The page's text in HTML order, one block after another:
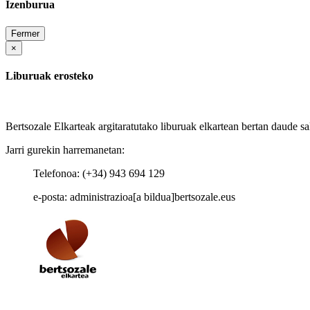
Izenburua
Fermer
×
Liburuak erosteko
Bertsozale Elkarteak argitaratutako liburuak elkartean bertan daude
Jarri gurekin harremanetan:
Telefonoa: (+34) 943 694 129
e-posta: administrazioa[a bildua]bertsozale.eus